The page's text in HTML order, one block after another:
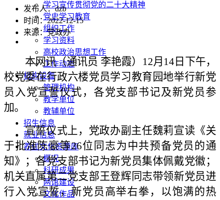
学习宣传贯彻党的二十大精神
党史学习教育
组织工作
学习资料
高校政治思想工作
工作动态
机构设置
管理机构
教学单位
教辅单位
招生信息
就业信息
养优文化资源库
概况
科研成果
两馆建设
文化作品
发布人：dzb
时间：2022-12-15
来源：党政办
本网讯（通讯员 李艳霞） 12月 14 日下午，
校党委在行政六楼党员学习教育园地举行新党
员入党宣誓仪式，各党支部书记及新党员参
加。
宣誓仪式上，党政办副主任魏莉宣读《关
于批准陈豪等26位同志为中共预备党员的通
知》；各党支部书记为新党员集体佩戴党徽；
机关直属第二党支部王登辉同志带领新党员进
行入党宣誓，新党员高举右拳，以饱满的热